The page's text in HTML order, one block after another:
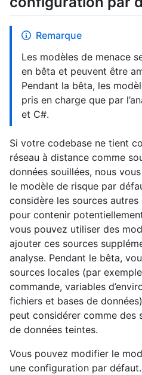
Remarque
Les modèles de menace
en bêta et peuvent être
Pendant la bêta, les
pris en charge que par
et C#.
Si votre codebase ne tient
réseau à distance comme
données souillées, nous
le modèle de risque par
considère les sources
pour contenir
vous pouvez utiliser des
ajouter ces sources
analyse. Pendant le bêta,
sources locales (par
commande, variables
fichiers et bases de
peut considérer comme des
de données teintes.
Vous pouvez modifier le
une configuration par